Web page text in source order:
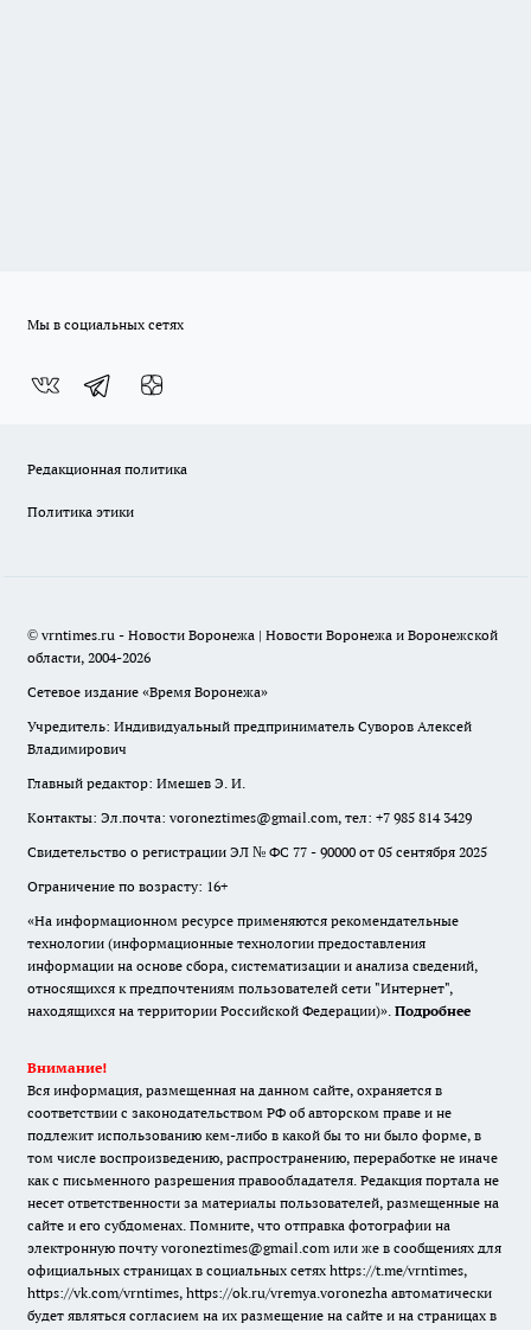
Мы в социальных сетях
Редакционная политика
Политика этики
© vrntimes.ru - Новости Воронежа | Новости Воронежа и Воронежской
области, 2004-2026
Сетевое издание «Время Воронежа»
Учредитель: Индивидуальный предприниматель Суворов Алексей
Владимирович
Главный редактор: Имешев Э. И.
Контакты: Эл.почта: voroneztimes@gmail.com, тел: +7 985 814 3429
Свидетельство о регистрации ЭЛ № ФС 77 - 90000 от 05 сентября 2025
Ограничение по возрасту: 16+
«На информационном ресурсе применяются рекомендательные
технологии (информационные технологии предоставления
информации на основе сбора, систематизации и анализа сведений,
относящихся к предпочтениям пользователей сети "Интернет",
находящихся на территории Российской Федерации)». Подробнее
Внимание!
Вся информация, размещенная на данном сайте, охраняется в
соответствии с законодательством РФ об авторском праве и не
подлежит использованию кем-либо в какой бы то ни было форме, в
том числе воспроизведению, распространению, переработке не иначе
как с письменного разрешения правообладателя. Редакция портала не
несет ответственности за материалы пользователей, размещенные на
сайте и его субдоменах. Помните, что отправка фотографии на
электронную почту voroneztimes@gmail.com или же в сообщениях для
официальных страницах в социальных сетях https://t.me/vrntimes,
https://vk.com/vrntimes, https://ok.ru/vremya.voronezha автоматически
будет являться согласием на их размещение на сайте и на страницах в